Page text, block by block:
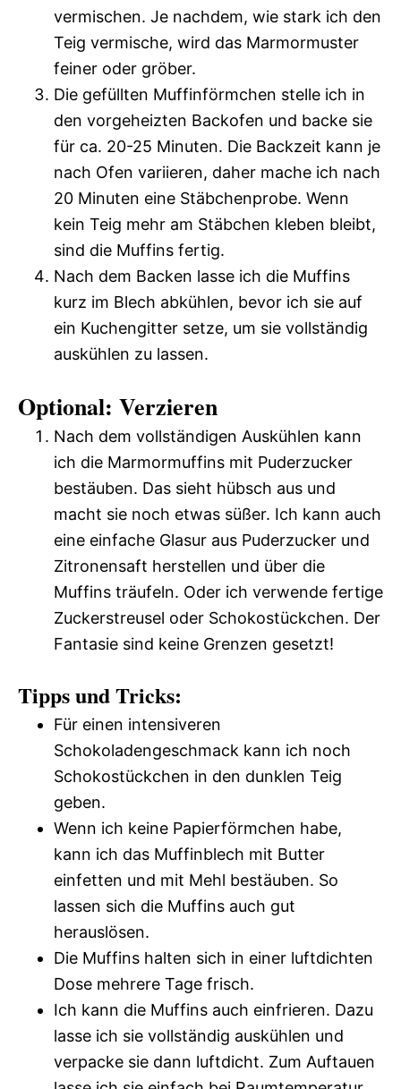
vermischen. Je nachdem, wie stark ich den
Teig vermische, wird das Marmormuster
feiner oder gröber.
Die gefüllten Muffinförmchen stelle ich in
den vorgeheizten Backofen und backe sie
für ca. 20-25 Minuten. Die Backzeit kann je
nach Ofen variieren, daher mache ich nach
20 Minuten eine Stäbchenprobe. Wenn
kein Teig mehr am Stäbchen kleben bleibt,
sind die Muffins fertig.
Nach dem Backen lasse ich die Muffins
kurz im Blech abkühlen, bevor ich sie auf
ein Kuchengitter setze, um sie vollständig
auskühlen zu lassen.
Optional: Verzieren
Nach dem vollständigen Auskühlen kann
ich die Marmormuffins mit Puderzucker
bestäuben. Das sieht hübsch aus und
macht sie noch etwas süßer. Ich kann auch
eine einfache Glasur aus Puderzucker und
Zitronensaft herstellen und über die
Muffins träufeln. Oder ich verwende fertige
Zuckerstreusel oder Schokostückchen. Der
Fantasie sind keine Grenzen gesetzt!
Tipps und Tricks:
Für einen intensiveren
Schokoladengeschmack kann ich noch
Schokostückchen in den dunklen Teig
geben.
Wenn ich keine Papierförmchen habe,
kann ich das Muffinblech mit Butter
einfetten und mit Mehl bestäuben. So
lassen sich die Muffins auch gut
herauslösen.
Die Muffins halten sich in einer luftdichten
Dose mehrere Tage frisch.
Ich kann die Muffins auch einfrieren. Dazu
lasse ich sie vollständig auskühlen und
verpacke sie dann luftdicht. Zum Auftauen